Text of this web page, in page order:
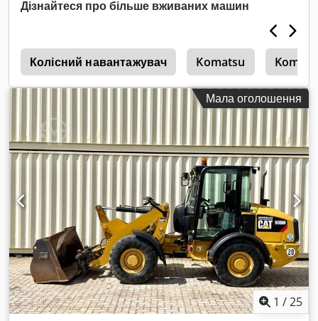
Дізнайтеся про більше вживаних машин
Колісний навантажувач Komatsu
Мала оголошення
1 /25